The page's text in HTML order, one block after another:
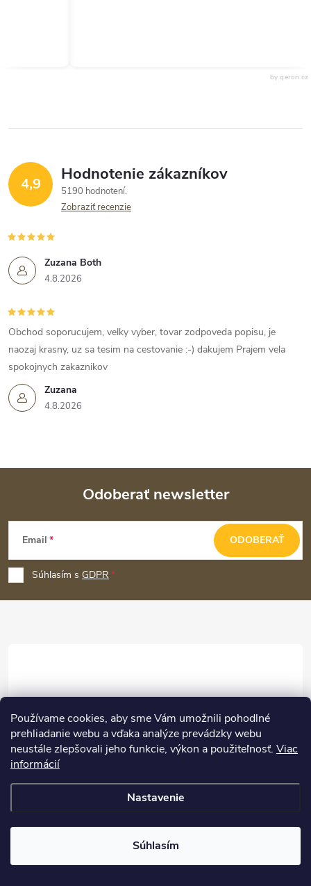
Používame cookies, aby sme Vám umožnili pohodlné
prehliadanie webu a vďaka analýze prevádzky webu
neustále zlepšovali jeho funkcie, výkon a použiteľnosť. Viac
informácií
Nastavenie
Súhlasím
by qeron.cz
4,9 Hodnotenie zákazníkov
5190 hodnotení
Zobraziť recenzie
Zuzana Both
4.8.2026
Zuzana
4.8.2026
Obchod soporucujem, velky vyber, tovar zodpoveda popisu, je
naozaj krasny, uz sa tesim na cestovanie :-) dakujem Prajem vela
spokojnych zakaznikov
Z
p
ä
e
Odoberať newsletter
Email
Súhlasím s GDPR
ODOBERAŤ
batoharen.sk
+421 222 205 461
batoharen.sk